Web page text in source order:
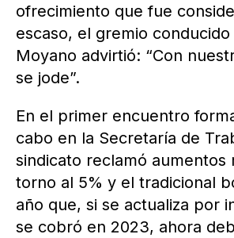
ofrecimiento que fue
escaso, el gremio
Moyano advirtió: “Con
se jode”.
En el primer encuentro
cabo en la Secretaría de
sindicato reclamó aumentos
torno al 5% y el tradicional
año que, si se actualiza por
se cobró en 2023, ahora